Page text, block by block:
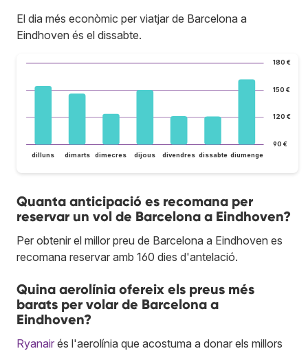
El dia més econòmic per viatjar de Barcelona a
Eindhoven és el dissabte.
90 €
120 €
150 €
180 €
dilluns dimarts dimecres dijous divendres dissabte diumenge
Quanta anticipació es recomana per
reservar un vol de Barcelona a Eindhoven?
Per obtenir el millor preu de Barcelona a Eindhoven es
recomana reservar amb 160 dies d'antelació.
Quina aerolínia ofereix els preus més
barats per volar de Barcelona a
Eindhoven?
Ryanair és l'aerolínia que acostuma a donar els millors